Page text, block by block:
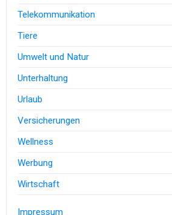
Telekommunikation
Tiere
Umwelt und Natur
Unterhaltung
Urlaub
Versicherungen
Wellness
Werbung
Wirtschaft
Impressum